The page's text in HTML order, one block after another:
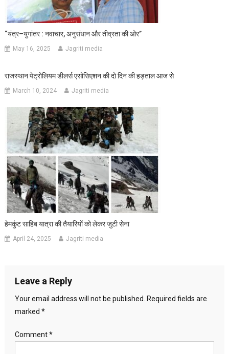
“यंत्र–युगांतर : नवाचार, अनुसंधान और तीव्रता की ओर”
May 16, 2025 Jagriti media
राजस्थान पेट्रोलियम डीलर्स एसोसिएशन की दो दिन की हड़ताल आज से
March 10, 2024 Jagriti media
हेमकुंट साहिब यात्रा की तैयारियों को लेकर जुटी सेना
April 24, 2025 Jagriti media
Leave a Reply
Your email address will not be published. Required fields are
marked *
Comment*